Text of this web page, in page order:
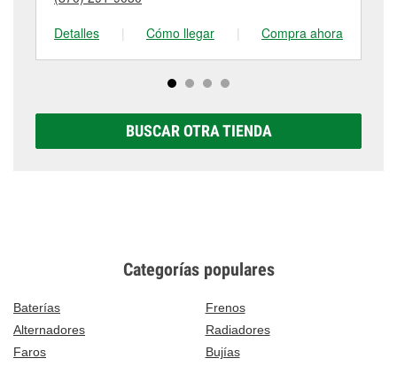
visítanos en 308 Sylamore Avenue, Mountain View,
AR.
tienda #1475 para obtener más información.
Detalles
| Cómo llegar | Compra ahora
BUSCAR OTRA TIENDA
Categorías populares
Baterías
Frenos
Alternadores
Radiadores
Faros
Bujías